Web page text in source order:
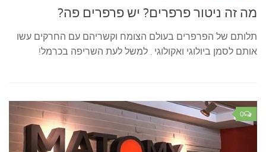
מה זה ניטור פרפרים? יש פרפרים פה?
תלותם של הפרפרים בעולם הצומח וקשריהם עם החרקים עשו
אותם לסמן ביולוגי ואקולוגי . למשל לעת השריפה בכרמל!
0